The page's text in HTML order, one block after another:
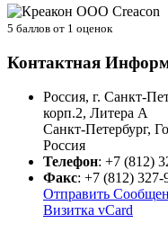
5 баллов от 1 оценок
Контактная
Россия, г. Санкт-
корп.2, Литера А
Санкт-Петербург,
Россия
Телефон: +7 (812)
Факс: +7 (812) 327-
Отправить
Визитка vCard